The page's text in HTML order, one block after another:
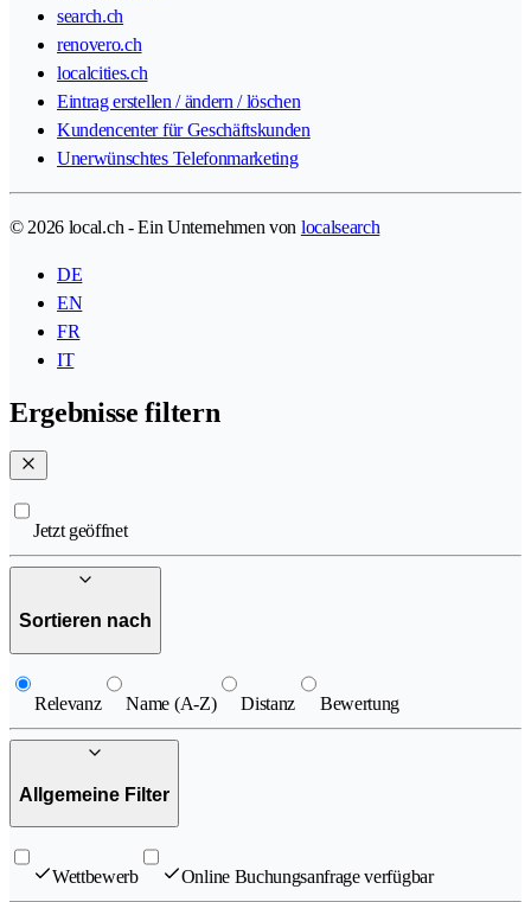
search.ch
renovero.ch
localcities.ch
Eintrag erstellen / ändern / löschen
Kundencenter für Geschäftskunden
Unerwünschtes Telefonmarketing
© 2026 local.ch - Ein Unternehmen von localsearch
DE
EN
FR
IT
Ergebnisse filtern
Jetzt geöffnet
Sortieren nach
Relevanz Name (A-Z) Distanz Bewertung
Allgemeine Filter
Wettbewerb Online Buchungsanfrage verfügbar